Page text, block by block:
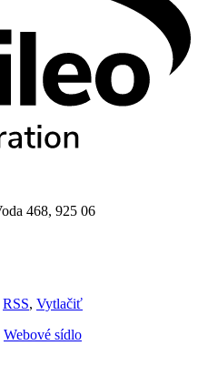
468, 925 06
RSS, Vytlačiť
Webové sídlo